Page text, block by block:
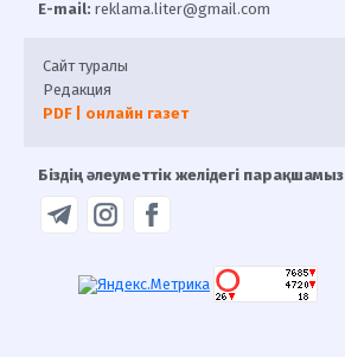
E-mail: reklama.liter@gmail.com
Сайт туралы
Редакция
PDF | онлайн газет
Біздің әлеуметтік желідегі парақшамыз